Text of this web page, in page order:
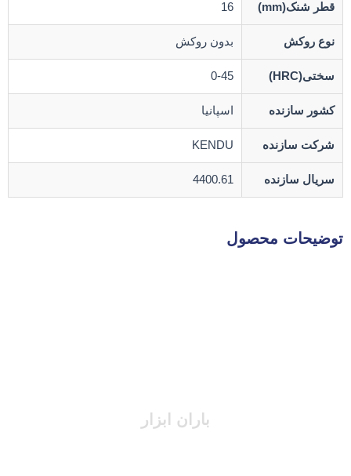
قطر شنک(mm) 16
نوع روکش بدون روکش
سختی(HRC) 0-45
کشور سازنده اسپانیا
شرکت سازنده KENDU
سریال سازنده 4400.61
توضیحات محصول
باران ابزار